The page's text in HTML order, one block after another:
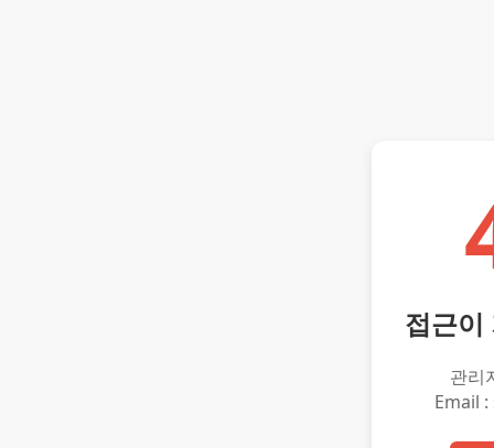
접근이
관리
Email